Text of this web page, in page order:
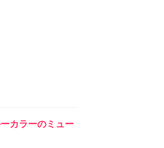
カラーのミュー